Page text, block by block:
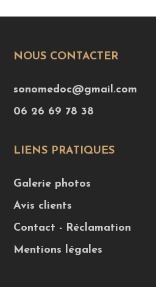
NOUS CONTACTER
sonomedoc@gmail.com
06 26 69 78 38
LIENS PRATIQUES
Galerie photos
Avis clients
Contact - Réclamation
Mentions légales